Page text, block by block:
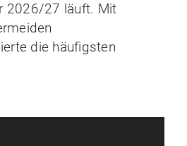
2026/27 läuft. Mit
die häufigsten